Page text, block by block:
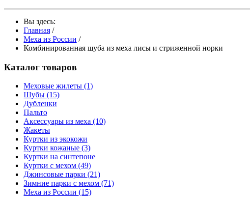
Вы здесь:
Главная /
Меха из России /
Комбинированная шуба из меха лисы и стриженной норки
Каталог товаров
Меховые жилеты (1)
Шубы (15)
Дубленки
Пальто
Аксессуары из меха (10)
Жакеты
Куртки из экокожи
Куртки кожаные (3)
Куртки на синтепоне
Куртки с мехом (49)
Джинсовые парки (21)
Зимние парки с мехом (71)
Меха из России (15)